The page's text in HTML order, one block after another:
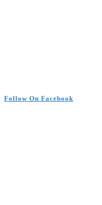
Follow On Facebook